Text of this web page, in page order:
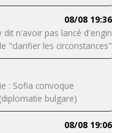
08/08 19:36
dit n'avoir pas lancé d'engin
"clarifier les circonstances"
: Sofia convoque
bulgare)
08/08 19:06